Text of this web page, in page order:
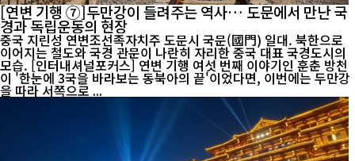
[연변 기행 ⑦]두만강이 들려주는 역사… 도문에서 만난 국
경과 독립운동의 현장
중국 지린성 연변조선족자치주 도문시 국문(國門) 일대. 북한으로
이어지는 철도와 국경 관문이 나란히 자리한 중국 대표 국경도시의
모습. [인터내셔널포커스] 연변 기행 여섯 번째 이야기인 훈춘 방천
이 '한눈에 3국을 바라보는 동북아의 끝'이었다면, 이번에는 두만강
을 따라 서쪽으로 ...